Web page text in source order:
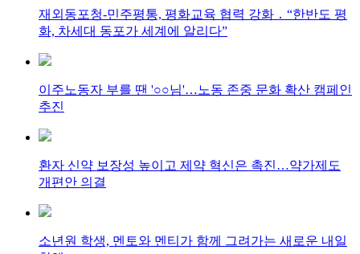
재외동포청-민주평통, 평화교육 협력 강화 ․ “한반도 평
화, 차세대 동포가 세계에 알리다”
이주노동자 부를 땐 '○○님'…노동 존중 문화 확산 캠페인
추진
환자 신약 보장성 높이고 제약 혁신은 촉진…약가제도
개편안 의결
소년원 학생, 멘토와 멘티가 함께 그려가는 새로운 내일